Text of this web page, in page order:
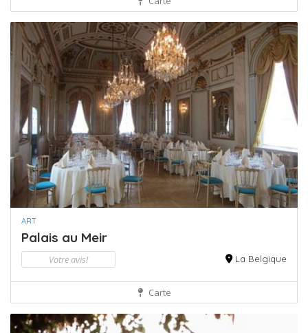
ART
Palais au Meir
Votre avis! La Belgique
Carte